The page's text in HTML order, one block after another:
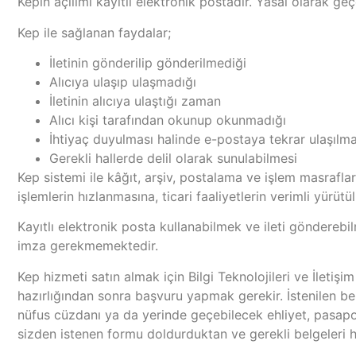
Kep ile sağlanan faydalar;
İletinin gönderilip gönderilmediği
Alıcıya ulaşıp ulaşmadığı
İletinin alıcıya ulaştığı zaman
Alıcı kişi tarafından okunup okunmadığı
İhtiyaç duyulması halinde e-postaya tekrar
Gerekli hallerde delil olarak sunulabilmesi
Kep sistemi ile kâğıt, arşiv, postalama ve işlem
işlemlerin hızlanmasına, ticari faaliyetlerin verimli
Kayıtlı elektronik posta kullanabilmek ve ileti
imza gerekmemektedir.
Kep hizmeti satın almak için Bilgi Teknolojileri ve
hazırlığından sonra başvuru yapmak gerekir. İstenilen
nüfus cüzdanı ya da yerinde geçebilecek ehliyet,
sizden istenen formu doldurduktan ve gerekli belgeleri